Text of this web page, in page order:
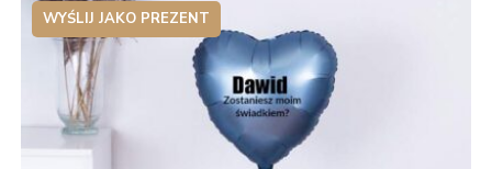
WYŚLIJ JAKO PREZENT